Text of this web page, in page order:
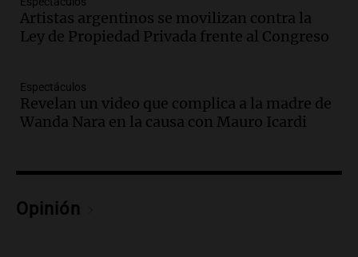
traerá más lluvias y eventos extremos
durante la primavera
Audio.
Córdoba sigue trabajando para
restablecer el servicio de electricidad
tras fuertes vientos
los empresarios del país cree que la
Artistas argentinos se movilizan contra la
Ley de Propiedad Privada frente al Congreso
Espectáculos
Revelan un video que complica a la madre de
Wanda Nara en la causa con Mauro Icardi
Opinión